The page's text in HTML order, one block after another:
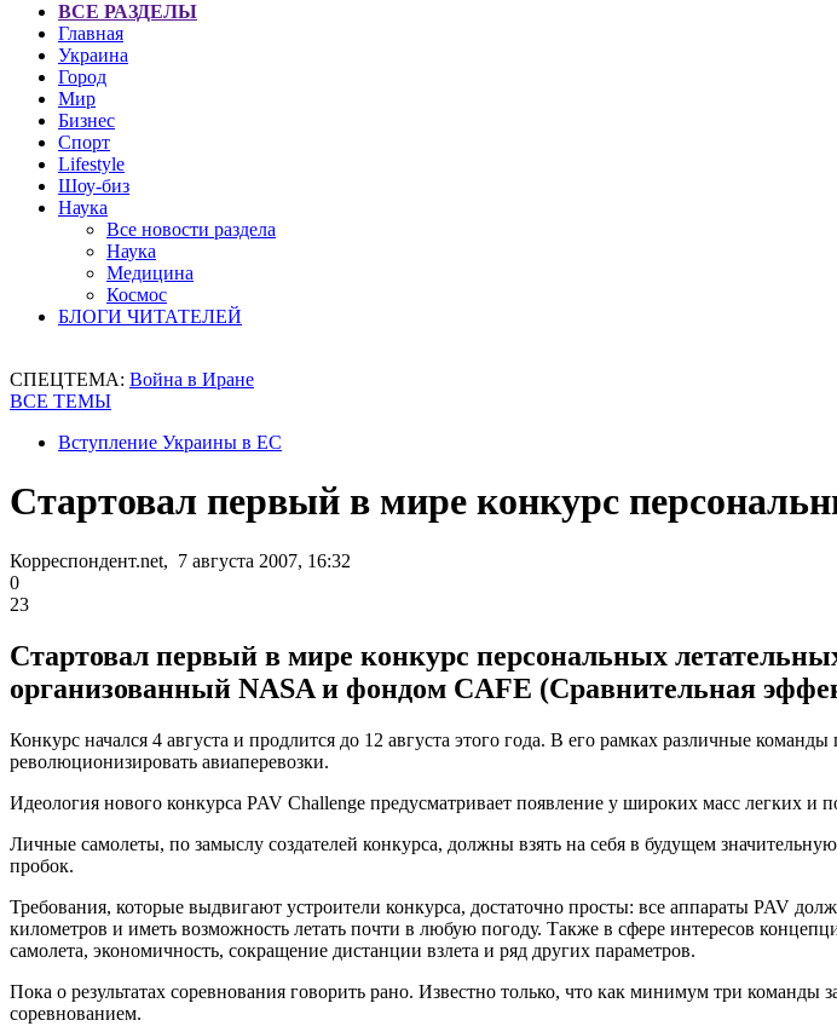
ВСЕ РАЗДЕЛЫ
Главная
Украина
Город
Мир
Бизнес
Спорт
Lifestyle
Шоу-биз
Наука
Все новости раздела
Наука
Медицина
Космос
БЛОГИ ЧИТАТЕЛЕЙ
СПЕЦТЕМА: Война в Иране
ВСЕ ТЕМЫ
Вступление Украины в ЕС
Стартовал первый в мире конкурс
Корреспондент.net, 7 августа 2007, 16:32
0
23
Стартовал первый в мире конкурс персональных
организованный NASA и фондом CAFE (Сравнительная
Конкурс начался 4 августа и продлится до 12 августа этого года. В его рамках различные
революционизировать авиаперевозки.
Идеология нового конкурса PAV Challenge предусматривает появление у широких масс легких
Личные самолеты, по замыслу создателей конкурса, должны взять на себя в будущем
пробок.
Требования, которые выдвигают устроители конкурса, достаточно просты: все аппараты PAV
километров и иметь возможность летать почти в любую погоду. Также в сфере интересов
самолета, экономичность, сокращение дистанции взлета и ряд других параметров.
Пока о результатах соревнования говорить рано. Известно только, что как минимум три
соревнованием.